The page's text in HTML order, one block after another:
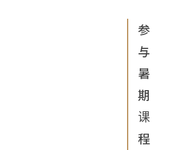
参
与
暑
期
课
程